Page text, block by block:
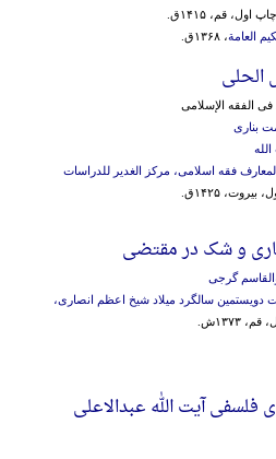
اول، قم، ۱۴۱۵ق.
العامة، ۱۳۶۸ق.
الحلی
فی الفقه الإسلامی
بناری
فقه اسلامی، مرکز الغدیر للدراسات
۱۴۲۵ق.
و شک در مقتضی
گرجی
دویستمین سالگرد میلاد شیخ اعظم انصاری،
۱۳۷۳ش.
فلسفی آیت الله عبدالاعلی